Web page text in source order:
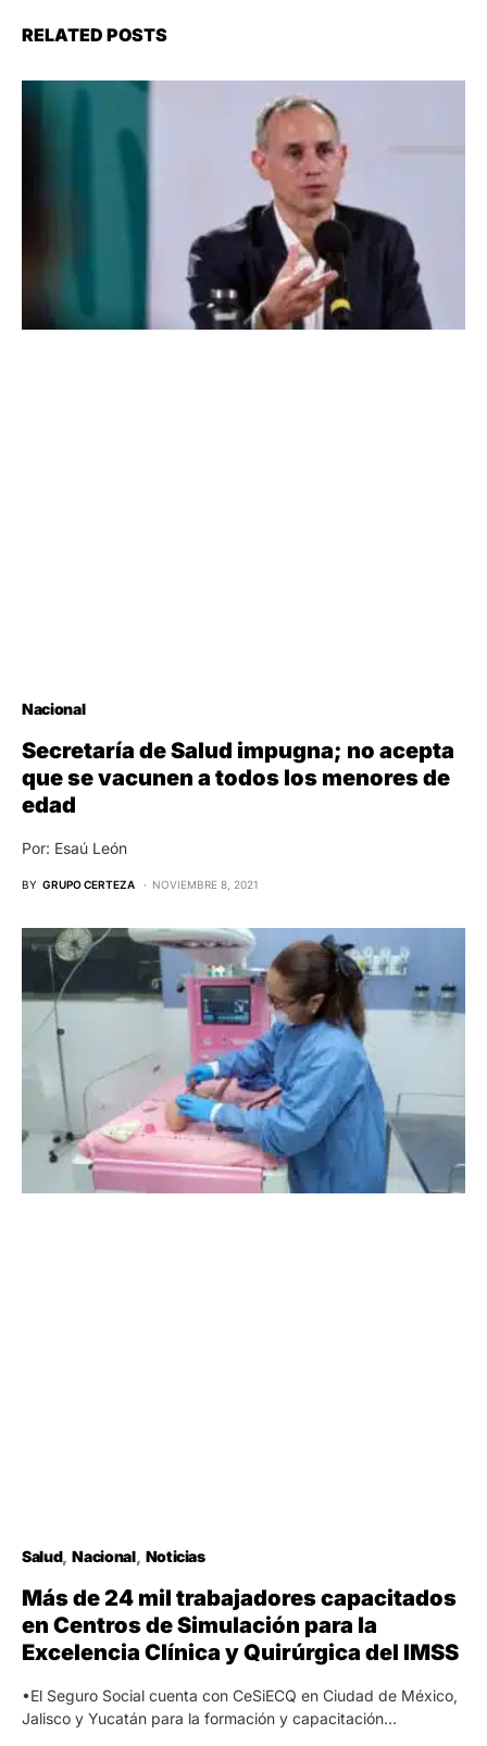
RELATED POSTS
Nacional
Secretaría de Salud impugna; no acepta
que se vacunen a todos los menores de
edad
Por: Esaú León
BY GRUPO CERTEZA NOVIEMBRE 8, 2021
Salud Nacional Noticias
Más de 24 mil trabajadores capacitados
en Centros de Simulación para la
Excelencia Clínica y Quirúrgica del IMSS
•El Seguro Social cuenta con CeSiECQ en Ciudad de México,
Jalisco y Yucatán para la formación y capacitación…